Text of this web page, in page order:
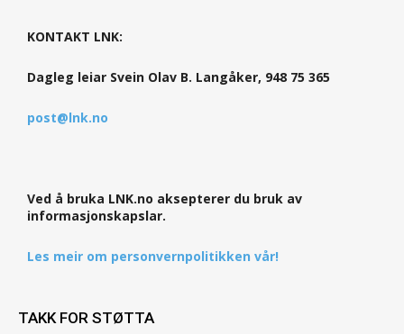
KONTAKT LNK:
Dagleg leiar Svein Olav B. Langåker, 948 75 365
post@lnk.no
Ved å bruka LNK.no aksepterer du bruk av
informasjonskapslar.
Les meir om personvernpolitikken vår!
TAKK FOR STØTTA